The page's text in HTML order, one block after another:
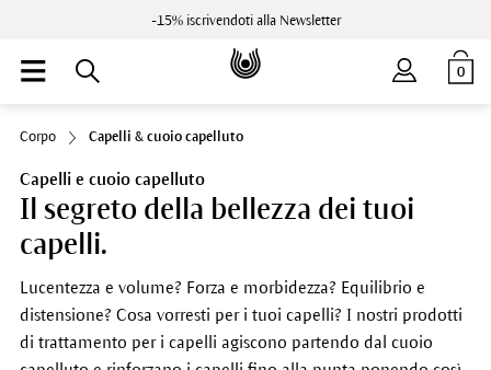
-15% iscrivendoti alla Newsletter
0
Corpo Capelli & cuoio capelluto
Capelli e cuoio capelluto
Il segreto della bellezza dei tuoi
capelli.
Lucentezza e volume? Forza e morbidezza? Equilibrio e
distensione? Cosa vorresti per i tuoi capelli? I nostri prodotti
di trattamento per i capelli agiscono partendo dal cuoio